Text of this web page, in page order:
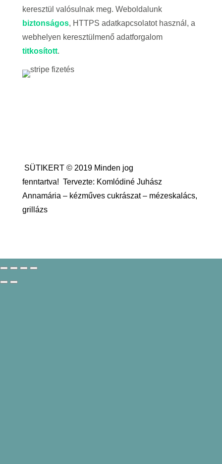
keresztül valósulnak meg. Weboldalunk
biztonságos, HTTPS adatkapcsolatot használ, a
webhelyen keresztülmenő adatforgalom
titkosított.
SÜTIKERT © 2019 Minden jog
fenntartva! Tervezte: Komlódiné Juhász
Annamária – kézműves cukrászat – mézeskalács,
grillázs